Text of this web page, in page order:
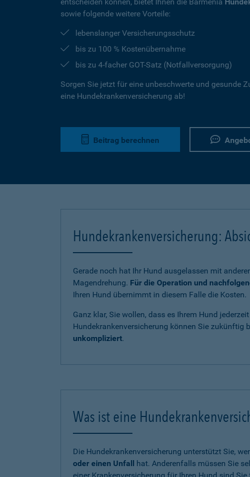
sowie folgende weitere Vorteile:
lebenslanger Versicherungsschutz
bis zu 100 % Kostenübernahme
bis zu 4-facher GOT-Satz (Notfallversorgung)
Sorgen Sie jetzt für eine unbeschwerte und gesunde
eine Hundekrankenversicherung ab!
Beitrag berechnen
Hundekrankenversicherung:
Gerade noch hat Ihr Hund ausgelassen mit
Magendrehung. Für die Operation und
Ihren Hund übernimmt in diesem Falle die Kosten.
Ganz klar, Sie wollen, dass es Ihrem Hund
Hundekrankenversicherung können Sie zukünftig
unkompliziert.
Was ist eine
Die Hundekrankenversicherung unterstützt Sie,
oder einen Unfall hat. Anderenfalls müssen Sie